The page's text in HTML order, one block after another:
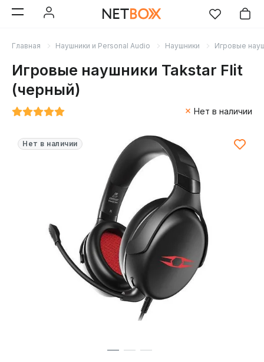
Главная Наушники и Personal Audio Наушники Игровые
Игровые наушники Takstar Flit
(черный)
Нет в наличии
Нет в наличии